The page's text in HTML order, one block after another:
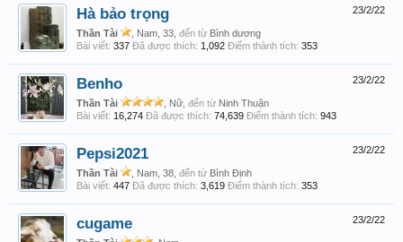
23/2/22
Hà bảo trọng
Thần Tài , Nam, 33, đến từ Bình dương
Bài viết: 337 Đã được thích: 1,092 Điểm thành tích: 353
23/2/22
Benho
Thần Tài , Nữ, đến từ Ninh Thuận
Bài viết: 16,274 Đã được thích: 74,639 Điểm thành tích: 943
23/2/22
Pepsi2021
Thần Tài , Nam, 38, đến từ Bình Định
Bài viết: 447 Đã được thích: 3,619 Điểm thành tích: 353
23/2/22
cugame